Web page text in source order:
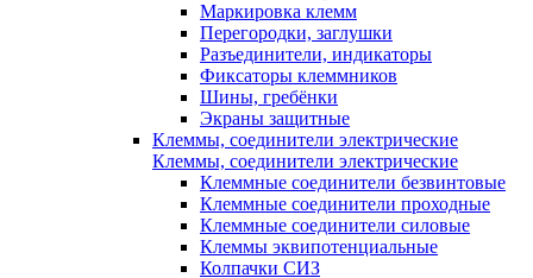
Маркировка клемм
Перегородки, заглушки
Разъединители, индикаторы
Фиксаторы клеммников
Шины, гребёнки
Экраны защитные
Клеммы, соединители электрические
Клеммы, соединители электрические
Клеммные соединители безвинтовые
Клеммные соединители проходные
Клеммные соединители силовые
Клеммы эквипотенциальные
Колпачки СИЗ